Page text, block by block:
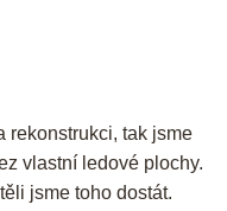
rekonstrukci, tak jsme
vlastní ledové plochy.
jsme toho dostát.